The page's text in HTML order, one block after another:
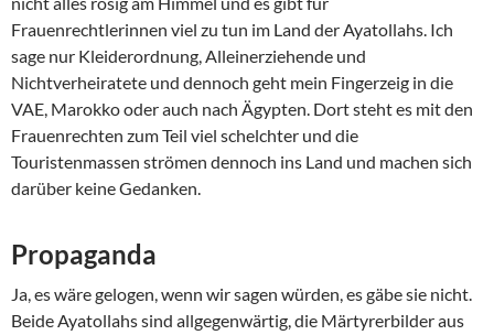
Frauenrechtlerinnen viel zu tun im Land der Ayatollahs. Ich
sage nur Kleiderordnung, Alleinerziehende und
Nichtverheiratete und dennoch geht mein Fingerzeig in die
VAE, Marokko oder auch nach Ägypten. Dort steht es mit den
Frauenrechten zum Teil viel schelchter und die
Touristenmassen strömen dennoch ins Land und machen sich
darüber keine Gedanken.
Propaganda
Ja, es wäre gelogen, wenn wir sagen würden, es gäbe sie nicht.
Beide Ayatollahs sind allgegenwärtig, die Märtyrerbilder aus